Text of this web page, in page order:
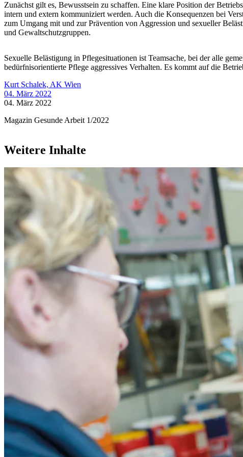
Zunächst gilt es, Bewusstsein zu schaffen. Eine klare Position der
intern und extern kommuniziert werden. Auch die Konsequenzen bei
zum Umgang mit und zur Prävention von Aggression und sexueller
und Gewaltschutzgruppen.
Sexuelle Belästigung in Pflegesituationen ist Teamsache, bei der alle
bedürfnisorientierte Pflege aggressives Verhalten. Es kommt auf die
Kurt Schalek, AK Wien
04. März 2022
04. März 2022
Magazin Gesunde Arbeit 1/2022
Weitere Inhalte